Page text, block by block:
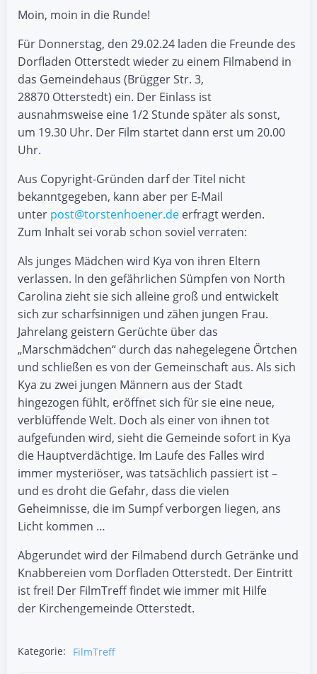
Moin, moin in die Runde!
Für Donnerstag, den 29.02.24 laden die Freunde des
Dorfladen Otterstedt wieder zu einem Filmabend in
das Gemeindehaus (Brügger Str. 3,
28870 Otterstedt) ein. Der Einlass ist
ausnahmsweise eine 1/2 Stunde später als sonst,
um 19.30 Uhr. Der Film startet dann erst um 20.00
Uhr.
Aus Copyright-Gründen darf der Titel nicht
bekanntgegeben, kann aber per E-Mail
unter post@torstenhoener.de erfragt werden.
Zum Inhalt sei vorab schon soviel verraten:
Als junges Mädchen wird Kya von ihren Eltern
verlassen. In den gefährlichen Sümpfen von North
Carolina zieht sie sich alleine groß und entwickelt
sich zur scharfsinnigen und zähen jungen Frau.
Jahrelang geistern Gerüchte über das
„Marschmädchen“ durch das nahegelegene Örtchen
und schließen es von der Gemeinschaft aus. Als sich
Kya zu zwei jungen Männern aus der Stadt
hingezogen fühlt, eröffnet sich für sie eine neue,
verblüffende Welt. Doch als einer von ihnen tot
aufgefunden wird, sieht die Gemeinde sofort in Kya
die Hauptverdächtige. Im Laufe des Falles wird
immer mysteriöser, was tatsächlich passiert ist –
und es droht die Gefahr, dass die vielen
Geheimnisse, die im Sumpf verborgen liegen, ans
Licht kommen …
Abgerundet wird der Filmabend durch Getränke und
Knabbereien vom Dorfladen Otterstedt. Der Eintritt
ist frei! Der FilmTreff findet wie immer mit Hilfe
der Kirchengemeinde Otterstedt.
Kategorie: FilmTreff